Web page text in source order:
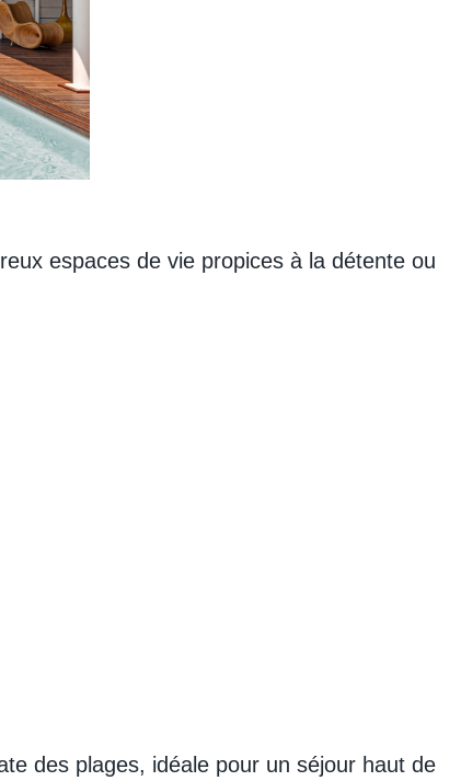
espaces de vie propices à la détente ou
des plages, idéale pour un séjour haut de